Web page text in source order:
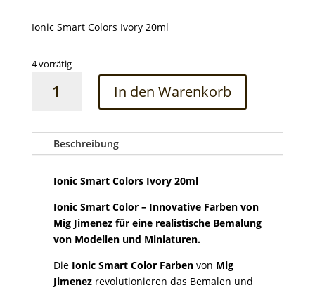
Ionic Smart Colors Ivory 20ml
4 vorrätig
Smart
20ml
In den Warenkorb
Beschreibung
Ionic Smart Colors Ivory 20ml
Ionic Smart Color – Innovative Farben von
Mig Jimenez für eine realistische Bemalung
von Modellen und Miniaturen.
Die Ionic Smart Color Farbenvon Mig
Jimenezrevolutionieren das Bemalen und